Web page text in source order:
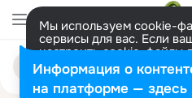
Мы используем cookie-
сервисы для вас. Если
настроить cookie-файлы
представитель. Больше
Разрешить все
Поиск
людям
lyubov peskova
Информация о
на платформе — здесь